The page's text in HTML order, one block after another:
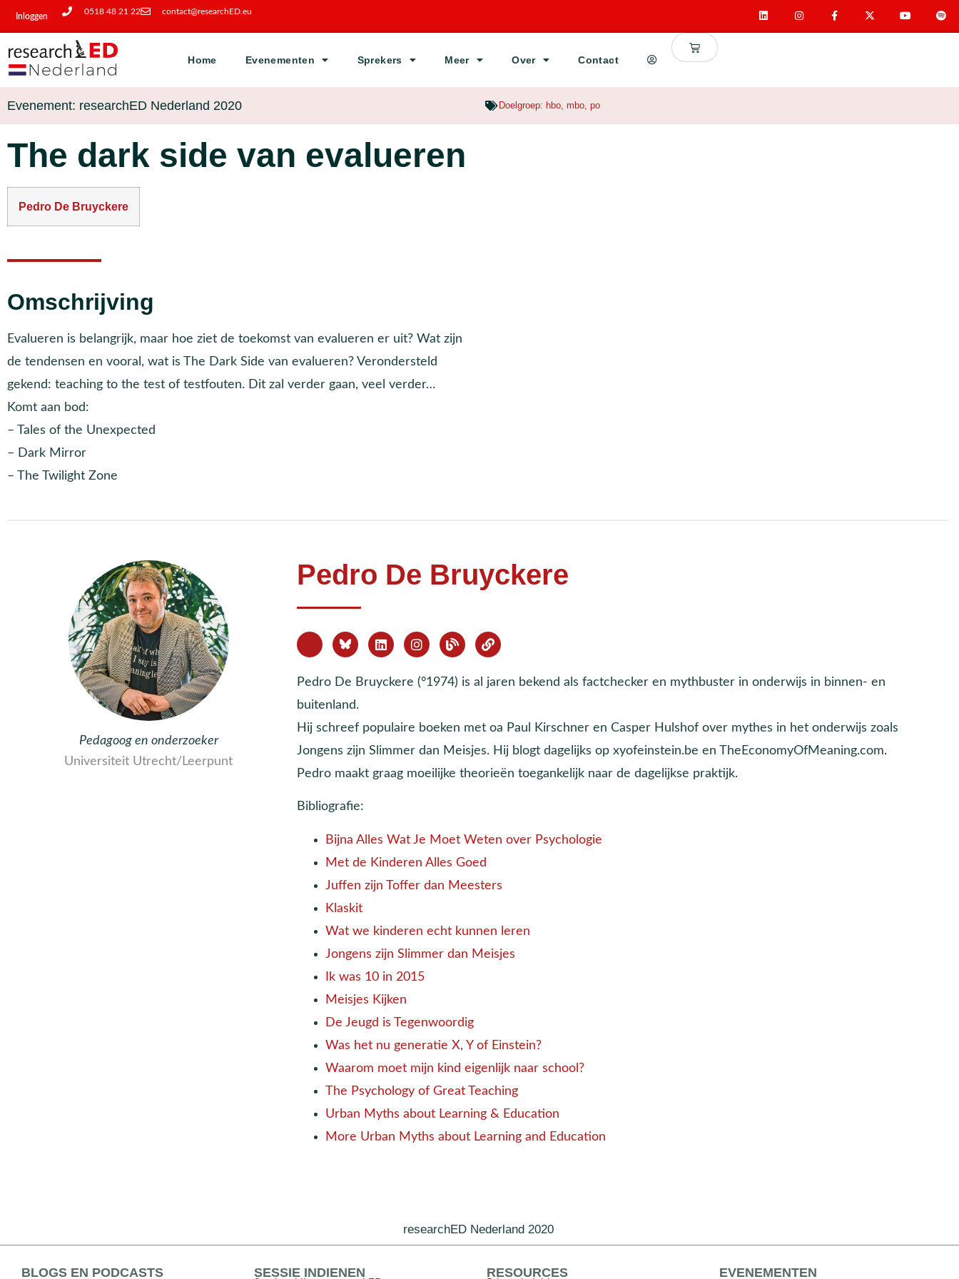
Inloggen
0518 48 21 22 contact@researchED.eu
Home Evenementen Sprekers Meer Over Contact
Evenement: researchED Nederland 2020 Doelgroep: hbo, mbo, po
The dark side van evalueren
Pedro De Bruyckere
Omschrijving
Evalueren is belangrijk, maar hoe ziet de toekomst van evalueren er uit? Wat zijn
de tendensen en vooral, wat is The Dark Side van evalueren? Verondersteld
gekend: teaching to the test of testfouten. Dit zal verder gaan, veel verder…
Komt aan bod:
– Tales of the Unexpected
– Dark Mirror
– The Twilight Zone
Pedagoog en onderzoeker
Universiteit Utrecht/Leerpunt
Pedro De Bruyckere
Pedro De Bruyckere (°1974) is al jaren bekend als factchecker en mythbuster in onderwijs in binnen- en
buitenland.
Hij schreef populaire boeken met oa Paul Kirschner en Casper Hulshof over mythes in het onderwijs zoals
Jongens zijn Slimmer dan Meisjes. Hij blogt dagelijks op xyofeinstein.be en TheEconomyOfMeaning.com.
Pedro maakt graag moeilijke theorieën toegankelijk naar de dagelijkse praktijk.
Bibliografie:
Bijna Alles Wat Je Moet Weten over Psychologie
Met de Kinderen Alles Goed
Juffen zijn Toffer dan Meesters
Klaskit
Wat we kinderen echt kunnen leren
Jongens zijn Slimmer dan Meisjes
Ik was 10 in 2015
Meisjes Kijken
De Jeugd is Tegenwoordig
Was het nu generatie X, Y of Einstein?
Waarom moet mijn kind eigenlijk naar school?
The Psychology of Great Teaching
Urban Myths about Learning & Education
More Urban Myths about Learning and Education
researchED Nederland 2020
BLOGS EN PODCASTS SESSIE INDIENEN RESOURCES EVENEMENTEN